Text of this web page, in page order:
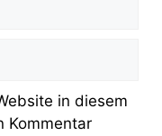
in diesem
Kommentar